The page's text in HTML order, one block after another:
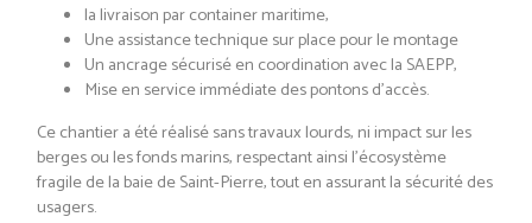
la livraison par container maritime,
Une assistance technique sur place pour le montage
Un ancrage sécurisé en coordination avec la SAEPP,
Mise en service immédiate des pontons d’accès.
Ce chantier a été réalisé sans travaux lourds, ni impact sur les
berges ou les fonds marins, respectant ainsi l’écosystème
fragile de la baie de Saint-Pierre, tout en assurant la sécurité des
usagers.